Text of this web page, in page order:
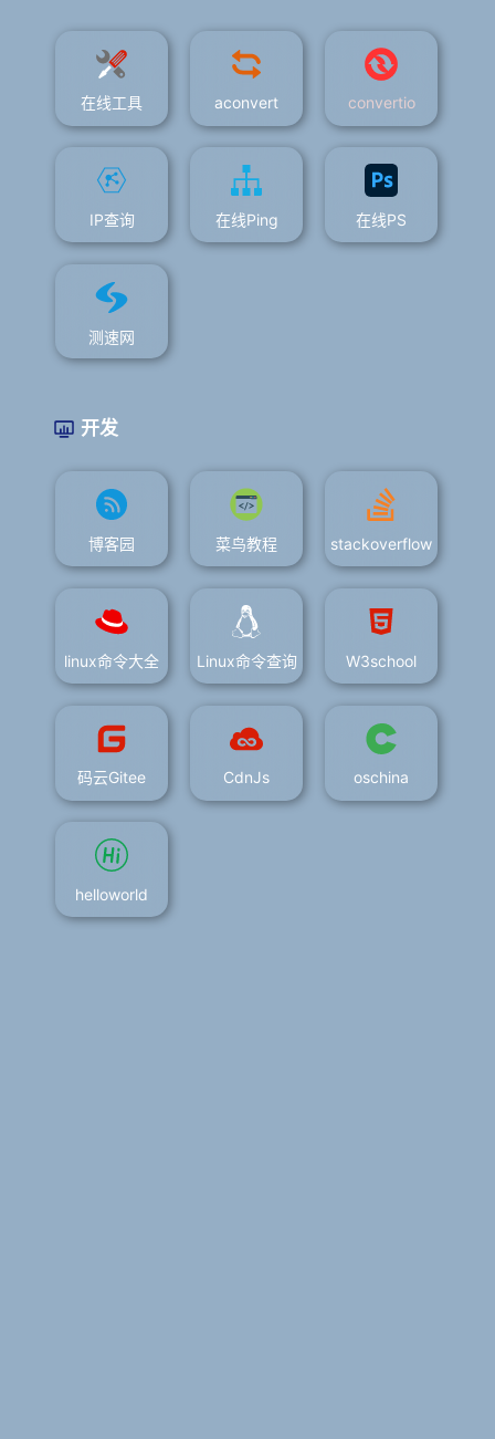
在线工具 aconvert convertio
IP查询 在线Ping 在线PS
测速网
开发
博客园 菜鸟教程 stackoverflow
linux命令大全 Linux命令查询 W3school
码云Gitee CdnJs oschina
helloworld